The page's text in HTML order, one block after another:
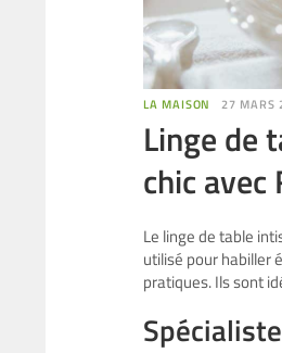
LA MAISON 27 MARS
Linge de
chic
Le linge de table
utilisé pour habiller
pratiques. Ils sont